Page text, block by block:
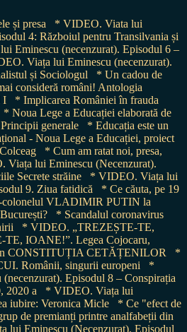
și presa
* VIDEO. Viata lui
4: Războiul pentru Transilvania și
Eminescu (necenzurat). Episodul 6 –
Viața lui Eminescu (necenzurat).
și Sociologul
* Un cadou de
consideră români! Antologia
I
* Implicarea României în frauda
* Noua Lege a Educației elaborată de
generale
* Educația este un
- Noua Lege a Educației, proiect
* Cum am ratat noi, presa,
Viața lui Eminescu (Necenzurat).
Secrete străine
* VIDEO. Viața lui
9. Ziua fatidică
* Ce căuta, pe 19
colonelul VLADIMIR PUTIN la
* Scandalul coronavirus
* VIDEO. „TREZEȘTE-TE,
IOANE!”. Legea Cojocaru,
în CONSTITUȚIA CETĂȚENILOR
*
Românii, singurii europeni
*
Episodul 8 – Conspirația
2020 a
* VIDEO. Viața lui
iubire: Veronica Micle
* Ce "efect de
de premianți printre analfabeții din
lui Eminescu (Necenzurat). Episodul